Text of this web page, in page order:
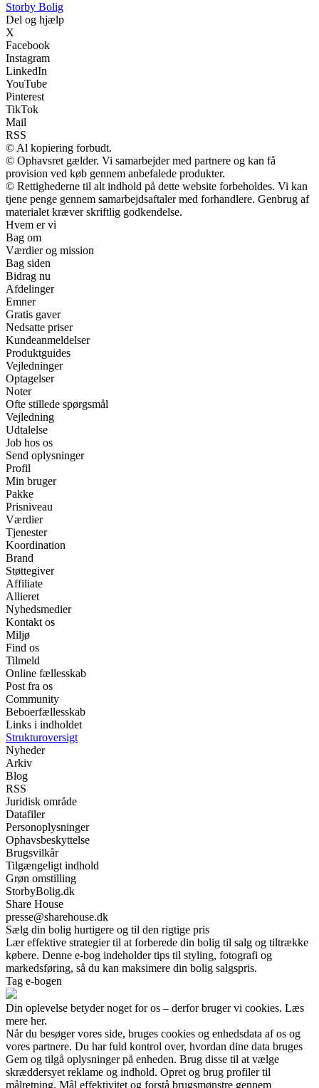
Storby Bolig
Del og hjælp
X
Facebook
Instagram
LinkedIn
YouTube
Pinterest
TikTok
Mail
RSS
© Al kopiering forbudt.
© Ophavsret gælder. Vi samarbejder med partnere og kan få
provision ved køb gennem anbefalede produkter.
© Rettighederne til alt indhold på dette website forbeholdes. Vi kan
tjene penge gennem samarbejdsaftaler med forhandlere. Genbrug af
materialet kræver skriftlig godkendelse.
Hvem er vi
Bag om
Værdier og mission
Bag siden
Bidrag nu
Afdelinger
Emner
Gratis gaver
Nedsatte priser
Kundeanmeldelser
Produktguides
Vejledninger
Optagelser
Noter
Ofte stillede spørgsmål
Vejledning
Udtalelse
Job hos os
Send oplysninger
Profil
Min bruger
Pakke
Prisniveau
Værdier
Tjenester
Koordination
Brand
Støttegiver
Affiliate
Allieret
Nyhedsmedier
Kontakt os
Miljø
Find os
Tilmeld
Online fællesskab
Post fra os
Community
Beboerfællesskab
Links i indholdet
Strukturoversigt
Nyheder
Arkiv
Blog
RSS
Juridisk område
Datafiler
Personoplysninger
Ophavsbeskyttelse
Brugsvilkår
Tilgængeligt indhold
Grøn omstilling
StorbyBolig.dk
Share House
presse@sharehouse.dk
Sælg din bolig hurtigere og til den rigtige pris
Lær effektive strategier til at forberede din bolig til salg og tiltrække
købere. Denne e-bog indeholder tips til styling, fotografi og
markedsføring, så du kan maksimere din bolig salgspris.
Tag e-bogen
Din oplevelse betyder noget for os – derfor bruger vi cookies. Læs
mere her.
Når du besøger vores side, bruges cookies og enhedsdata af os og
vores partnere. Du har fuld kontrol over, hvordan dine data bruges
Gem og tilgå oplysninger på enheden. Brug disse til at vælge
skræddersyet reklame og indhold. Opret og brug profiler til
målretning. Mål effektivitet og forstå brugsmønstre gennem